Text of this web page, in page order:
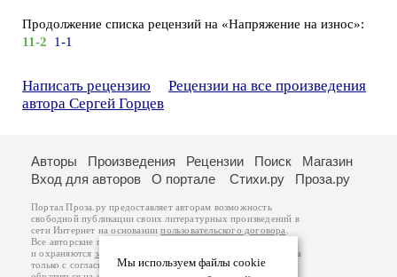
Продолжение списка рецензий на «Напряжение на износ»:
11-2
1-1
Написать рецензию
Рецензии на все произведения
автора Сергей Горцев
Мы используем файлы cookie
Авторы Произведения Рецензии Поиск
Магазин
Вход для авторов
О портале Стихи.ру Проза.ру
Портал Проза.ру предоставляет авторам возможность
свободной публикации своих литературных произведений в
сети Интернет на основаниипользовательского договора
Все авторские права на произведения принадлежат авторам
и охраняются законом
. Перепечатка произведений возможна
только с согласия его автора, к которому вы можете